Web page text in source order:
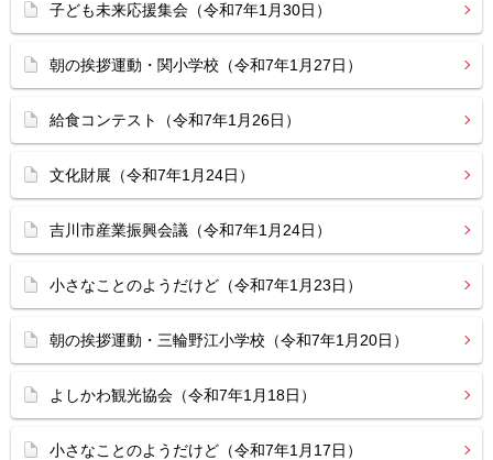
子ども未来応援集会（令和7年1月30日）
朝の挨拶運動・関小学校（令和7年1月27日）
給食コンテスト（令和7年1月26日）
文化財展（令和7年1月24日）
吉川市産業振興会議（令和7年1月24日）
小さなことのようだけど（令和7年1月23日）
朝の挨拶運動・三輪野江小学校（令和7年1月20日）
よしかわ観光協会（令和7年1月18日）
小さなことのようだけど（令和7年1月17日）